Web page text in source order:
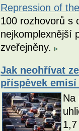
Repression of
100 rozhovorů s
nejkomplexnější
zveřejněny.
Jak neohřívat
příspěvek emisí
Na